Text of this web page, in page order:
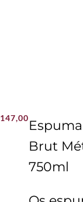
147,00
Brut
750ml